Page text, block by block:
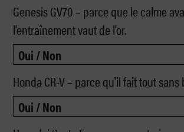
Genesis GV70 – parce que le calme
l'entraînement vaut de l'or.
Honda CR-V – parce qu'il fait tout